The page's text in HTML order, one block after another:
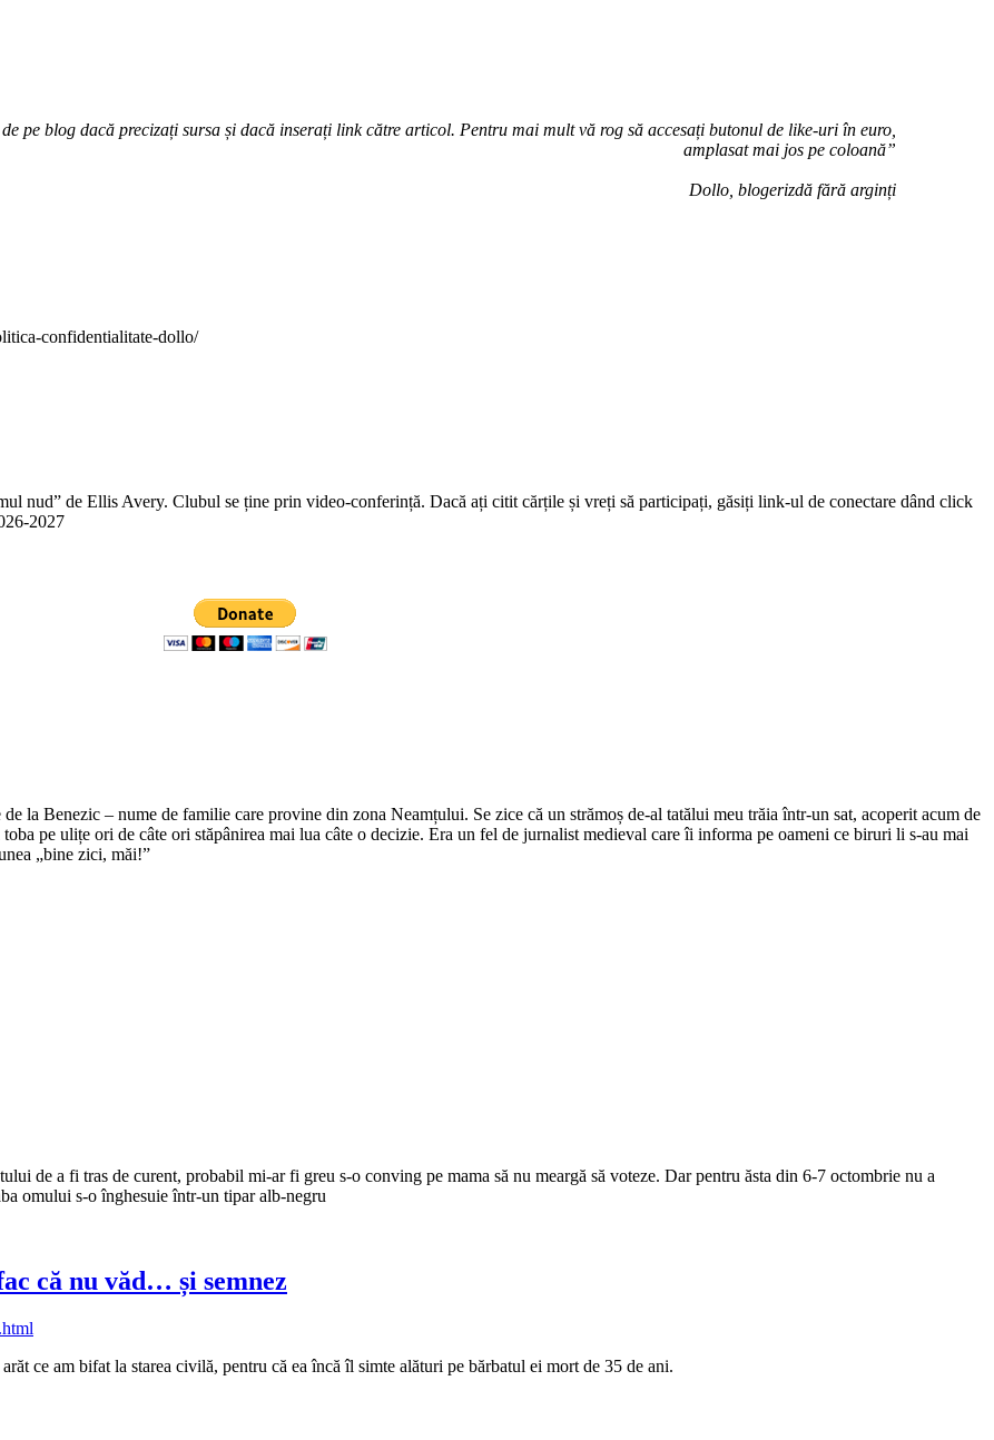
pe blog dacă precizați sursa și dacă inserați link către articol. Pentru mai mult vă rog să accesați butonul de like-uri în euro,
amplasat mai jos pe coloană”
Dollo, blogerizdă fără arginți
confidentialitate-dollo/
nud” de Ellis Avery. Clubul se ține prin video-conferință. Dacă ați citit cărțile și vreți să participați, găsiți link-ul de conectare dând click
2027
la Benezic – nume de familie care provine din zona Neamțului. Se zice că un strămoș de-al tatălui meu trăia într-un sat, acoperit acum de
pe ulițe ori de câte ori stăpânirea mai lua câte o decizie. Era un fel de jurnalist medieval care îi informa pe oameni ce biruri li s-au mai
„bine zici, măi!”
de a fi tras de curent, probabil mi-ar fi greu s-o conving pe mama să nu meargă să voteze. Dar pentru ăsta din 6-7 octombrie nu a
omului s-o înghesuie într-un tipar alb-negru
că nu văd… și semnez
ce am bifat la starea civilă, pentru că ea încă îl simte alături pe bărbatul ei mort de 35 de ani.